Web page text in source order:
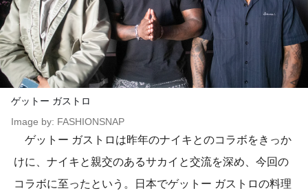
ゲットー ガストロ
Image by: FASHIONSNAP
ゲットー ガストロは昨年のナイキとのコラボをきっか
けに、ナイキと親交のあるサカイと交流を深め、今回の
コラボに至ったという。日本でゲットー ガストロの料理